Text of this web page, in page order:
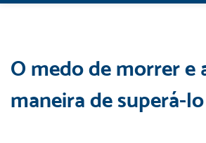
O medo de morrer e
maneira de superá-lo